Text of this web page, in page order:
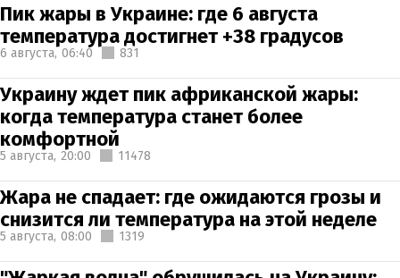
Пик жары в Украине: где 6 августа
температура достигнет +38 градусов
6 августа, 06:40 831
Украину ждет пик африканской жары:
когда температура станет более
комфортной
5 августа, 20:00 11478
Жара не спадает: где ожидаются грозы и
снизится ли температура на этой неделе
5 августа, 08:00 1319